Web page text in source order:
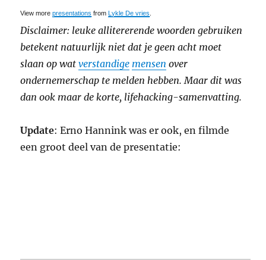
View morepresentations fromLykle De vries
Disclaimer: leuke allitererende woorden gebruiken
betekent natuurlijk niet dat je geen acht moet
slaan op watverstandige mensen over
ondernemerschap te melden hebben. Maar dit was
dan ook maar de korte, lifehacking-samenvatting.
Update: Erno Hannink was er ook, en filmde
een groot deel van de presentatie: